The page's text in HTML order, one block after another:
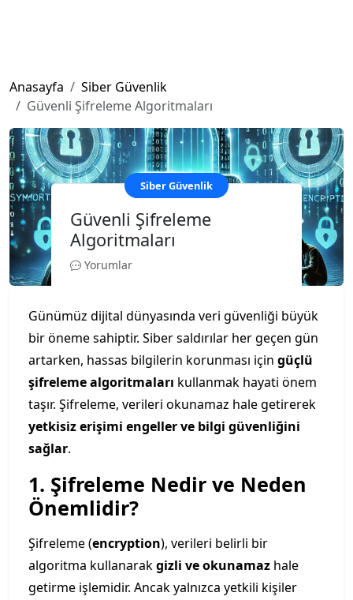
Anasayfa
Siber Güvenlik
Güvenli Şifreleme Algoritmaları
Siber Güvenlik
Güvenli Şifreleme
Algoritmaları
Yorumlar
Günümüz dijital dünyasında veri güvenliği büyük
bir öneme sahiptir. Siber saldırılar her geçen gün
artarken, hassas bilgilerin korunması için güçlü
şifreleme algoritmaları kullanmak hayati önem
taşır. Şifreleme, verileri okunamaz hale getirerek
yetkisiz erişimi engeller ve bilgi güvenliğini
sağlar.
1. Şifreleme Nedir ve Neden
Önemlidir?
Şifreleme (encryption), verileri belirli bir
algoritma kullanarakgizli ve okunamaz hale
getirme işlemidir. Ancak yalnızca yetkili kişiler